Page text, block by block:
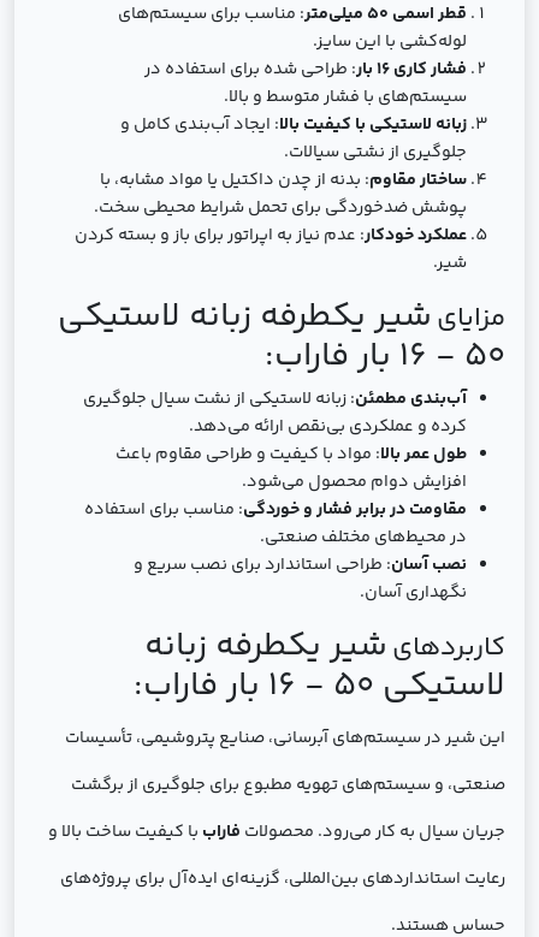
قطر اسمی 50 میلی‌متر
: مناسب برای سیستم‌های
لوله‌کشی با این سایز.
فشار کاری 16 بار
: طراحی شده برای استفاده در
سیستم‌های با فشار متوسط و بالا.
زبانه لاستیکی با کیفیت بالا: ایجاد آب‌بندی کامل و
جلوگیری از نشتی سیالات.
ساختار مقاوم: بدنه از چدن داکتیل یا مواد مشابه، با
پوشش ضدخوردگی برای تحمل شرایط محیطی سخت.
عملکرد خودکار: عدم نیاز به اپراتور برای باز و بسته کردن
شیر.
مزایای شیر یکطرفه زبانه لاستیکی
50 - 16 بار فاراب :
آب‌بندی مطمئن: زبانه لاستیکی از نشت سیال جلوگیری
کرده و عملکردی بی‌نقص ارائه می‌دهد.
طول عمر بالا: مواد با کیفیت و طراحی مقاوم باعث
افزایش دوام محصول می‌شود.
مقاومت در برابر فشار و خوردگی: مناسب برای استفاده
در محیط‌های مختلف صنعتی.
نصب آسان: طراحی استاندارد برای نصب سریع و
نگهداری آسان.
کاربردهای شیر یکطرفه زبانه
لاستیکی 50 - 16 بار فاراب :
این شیر در سیستم‌های آبرسانی، صنایع پتروشیمی، تأسیسات
صنعتی، و سیستم‌های تهویه مطبوع برای جلوگیری از برگشت
جریان سیال به کار می‌رود. محصولات فاراب با کیفیت ساخت بالا و
رعایت استانداردهای بین‌المللی، گزینه‌ای ایده‌آل برای پروژه‌های
حساس هستند.